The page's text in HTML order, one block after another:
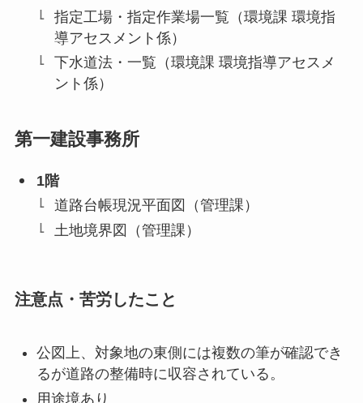
指定工場・指定作業場一覧（環境課 環境指
導アセスメント係）
下水道法・一覧（環境課 環境指導アセスメ
ント係）
第一建設事務所
1階
道路台帳現況平面図（管理課）
土地境界図（管理課）
注意点・苦労したこと
公図上、対象地の東側には複数の筆が確認でき
るが道路の整備時に収容されている。
用途境あり